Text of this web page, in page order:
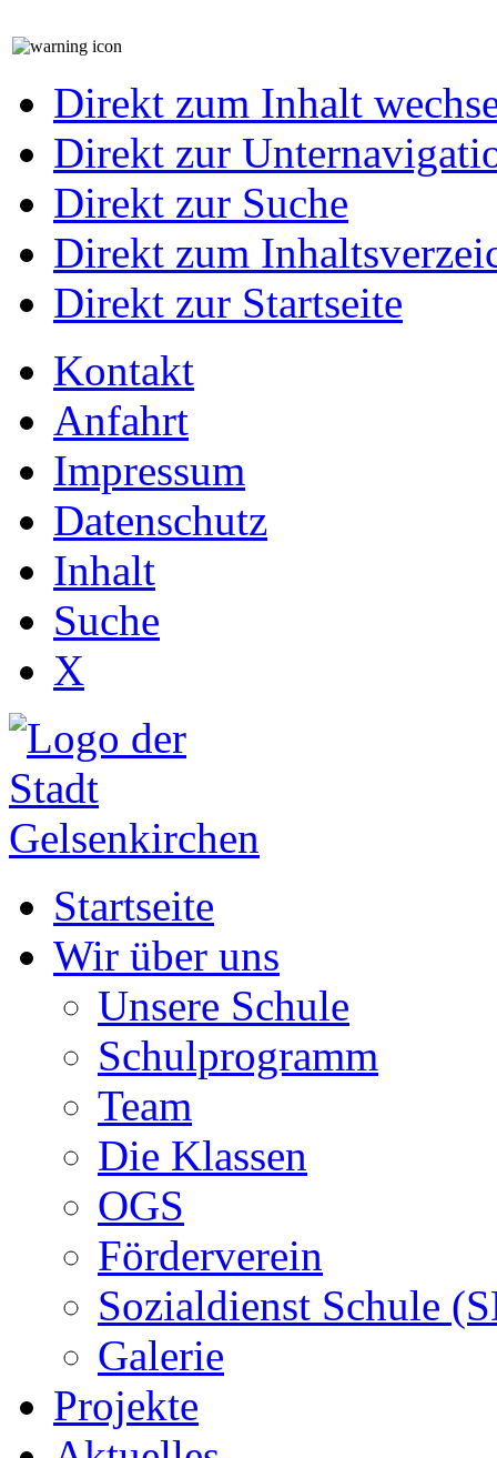
Direkt zum Inhalt
Direkt zur
Direkt zur Suche
Direkt zum
Direkt zur Startseite
Kontakt
Anfahrt
Impressum
Datenschutz
Inhalt
Suche
X
Startseite
Wir über uns
Unsere Schule
Schulprogramm
Team
Die Klassen
OGS
Förderverein
Sozialdienst Schule
Galerie
Projekte